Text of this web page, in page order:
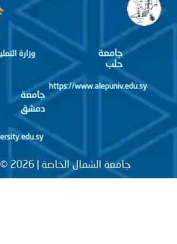
جامعة
https://www.alepuniv.edu.sy
جامعة
دمشق
وزارة التعليم
جامعة الشمال الخاصة | Copyright © 2026